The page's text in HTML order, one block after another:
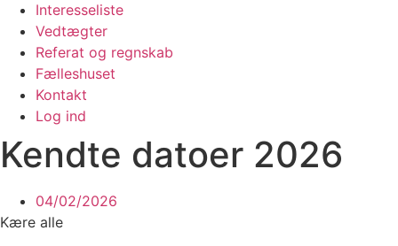
Interesseliste
Vedtægter
Referat og regnskab
Fælleshuset
Kontakt
Log ind
Kendte datoer 2026
04/02/2026
Kære alle